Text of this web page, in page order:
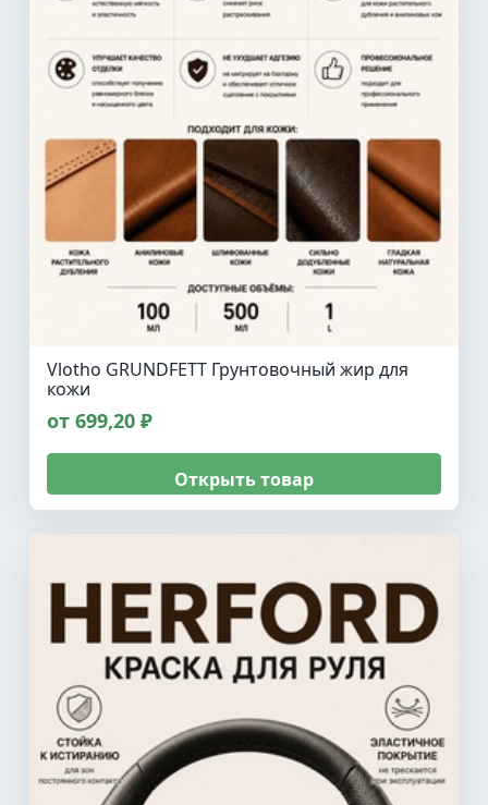
Vlotho GRUNDFETT Грунтовочный жир для
кожи
от 699,20 ₽
Открыть товар